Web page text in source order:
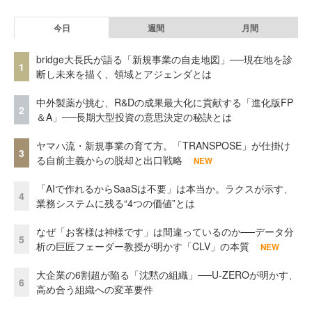
今日 週間 月間
1
bridge大長氏が語る「新規事業の自走地図」──現在地を診
断し未来を描く、領域とアジェンダとは
2
中外製薬が挑む、R&Dの成果最大化に貢献する「進化版FP
＆A」──長期大型投資の意思決定の秘訣とは
3
ヤマハ流・新規事業の育て方。「TRANSPOSE」が仕掛け
る自前主義からの脱却と出口戦略
NEW
4
「AIで作れるからSaaSは不要」は本当か。ラクスが示す、
業務システムに残る“4つの価値”とは
5
なぜ「お客様は神様です」は間違っているのか──データ分
析の巨匠フェーダー教授が明かす「CLV」の本質
NEW
6
大企業の6割超が陥る「沈黙の組織」──U-ZEROが明かす、
高め合う組織への変革要件